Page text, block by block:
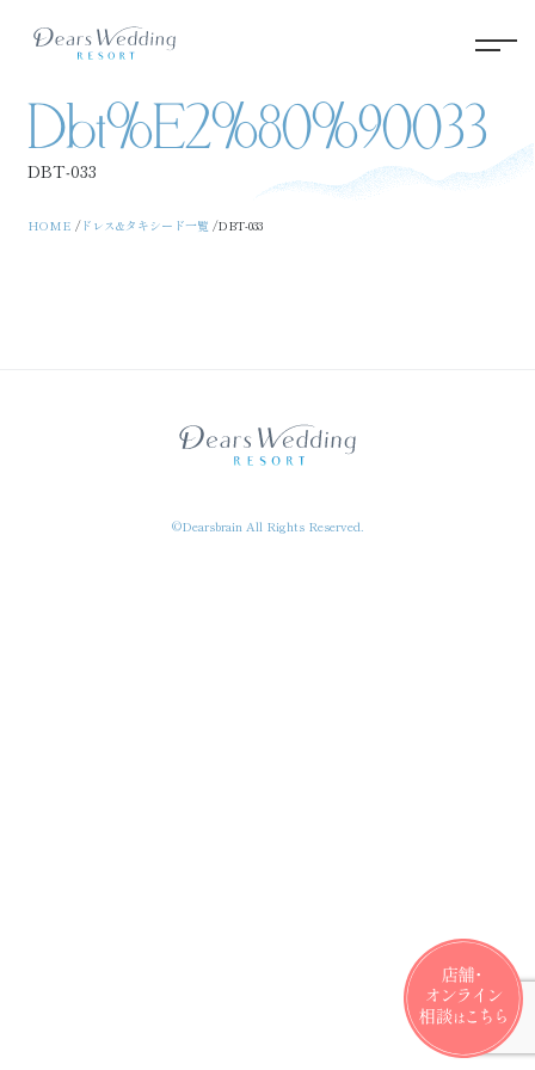
Dbt%e2%80%90033
DBT‐033
HOME ドレス&タキシード一覧 DBT‐033
©Dearsbrain All Rights Reserved.